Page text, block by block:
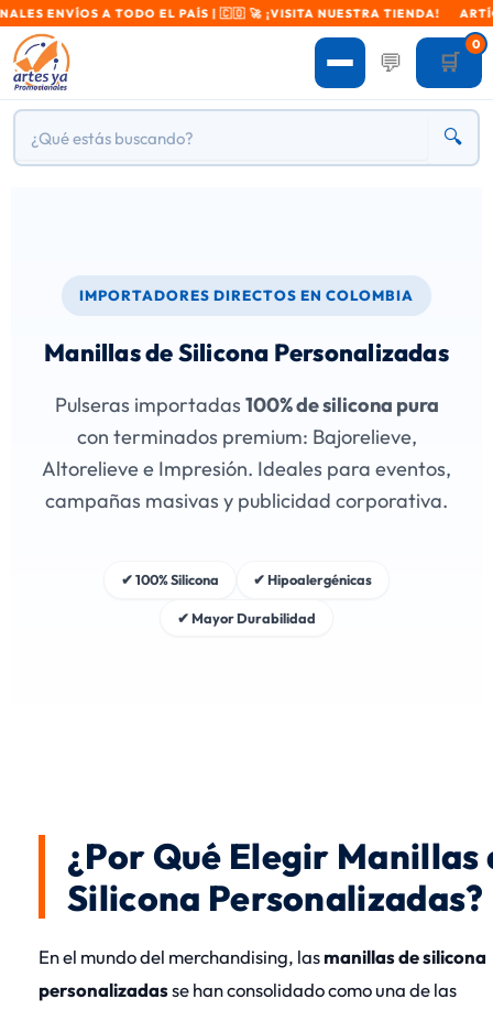
TODO EL PAÍS | 🇨🇴 🚀 ¡VISITA NUESTRA TIENDA! ARTÍCULOS
💬 🛒
0
🔍
IMPORTADORES DIRECTOS EN COLOMBIA
Manillas de Silicona Personalizadas
Pulseras importadas 100% de silicona pura
con terminados premium: Bajorelieve,
Altorelieve e Impresión. Ideales para eventos,
campañas masivas y publicidad corporativa.
✔ 100% Silicona ✔ Hipoalergénicas
✔ Mayor Durabilidad
¿Por Qué Elegir Manillas
Silicona Personalizadas?
En el mundo del merchandising, lasmanillas de silicona
personalizadasse han consolidado como una de las